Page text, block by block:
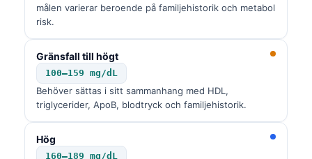
målen varierar beroende på familjehistorik och metabol
risk.
Gränsfall till högt
100–159 mg/dL
Behöver sättas i sitt sammanhang med HDL,
triglycerider, ApoB, blodtryck och familjehistorik.
Hög
160–189 mg/dL